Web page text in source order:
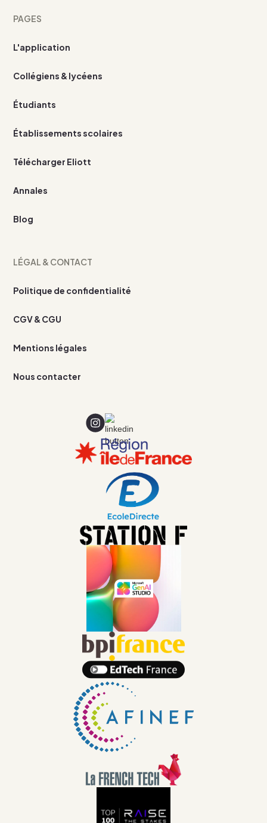
PAGES
L'application
Collégiens & lycéens
Étudiants
Établissements scolaires
Télécharger Eliott
Annales
Blog
LÉGAL & CONTACT
Politique de confidentialité
CGV & CGU
Mentions légales
Nous contacter